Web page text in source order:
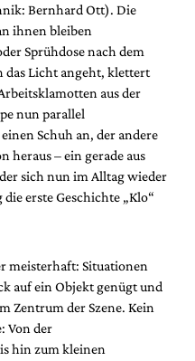
Bernhard Ott). Die
ihnen bleiben
Sprühdose nach dem
das Licht angeht, klettert
aus der
nun parallel
Schuh an, der andere
heraus – ein gerade aus
sich nun im Alltag wieder
erste Geschichte „Klo“
meisterhaft: Situationen
auf ein Objekt genügt und
Zentrum der Szene. Kein
Von der
hin zum kleinen